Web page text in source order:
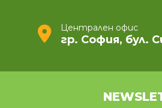
Централен офис
гр. София, бул.